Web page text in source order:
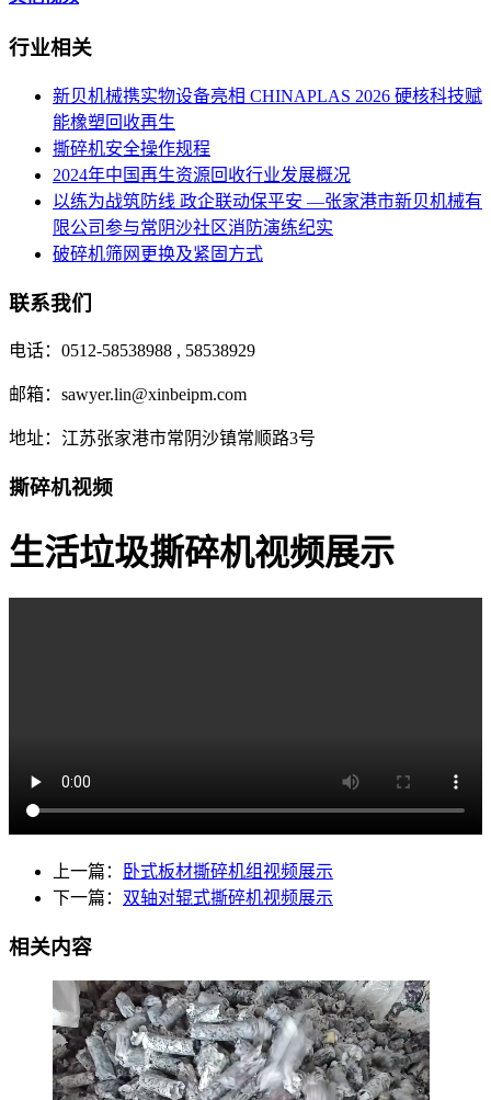
行业相关
新贝机械携实物设备亮相 CHINAPLAS 2026 硬核科技赋
能橡塑回收再生
撕碎机安全操作规程
2024年中国再生资源回收行业发展概况
以练为战筑防线 政企联动保平安 —张家港市新贝机械有
限公司参与常阴沙社区消防演练纪实
破碎机筛网更换及紧固方式
联系我们
电话：0512-58538988 , 58538929
邮箱：sawyer.lin@xinbeipm.com
地址：江苏张家港市常阴沙镇常顺路3号
撕碎机视频
生活垃圾撕碎机视频展示
上一篇：
卧式板材撕碎机组视频展示
下一篇： 双轴对辊式撕碎机视频展示
相关内容